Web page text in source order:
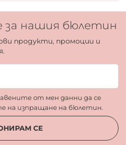
за нашия бюлетин
продукти, промоции и
от мен данни да се
на изпращане на бюлетин.
СЕ